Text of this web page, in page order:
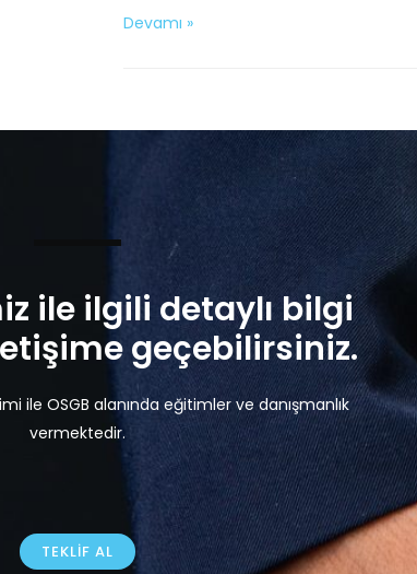
Devamı »
ile ilgili detaylı bilgi
geçebilirsiniz.
ile OSGB alanında eğitimler ve danışmanlık
vermektedir.
TEKLIF AL